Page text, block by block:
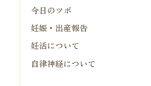
今日のツボ
妊娠・出産報告
妊活について
自律神経について